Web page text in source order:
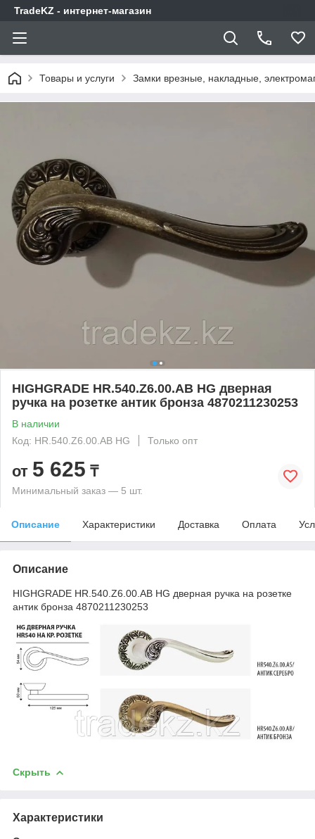
TradeKZ - интернет-магазин
Товары и услуги Замки врезные, накладные,
HIGHGRADE HR.540.Z6.00.AB HG дверная
ручка на розетке антик бронза 4870211230253
В наличии
Код: HR.540.Z6.00.AB HG
Только опт
от 5 625 ₸
Минимальный заказ — 5 шт.
Описание Характеристики Доставка Оплата
Описание
HIGHGRADE HR.540.Z6.00.AB HG дверная ручка на розетке
антик бронза 4870211230253
Скрыть
Характеристики